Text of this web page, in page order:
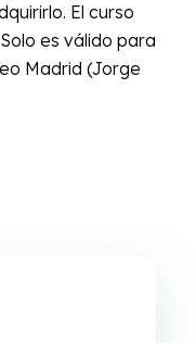
El curso
es válido para
Madrid (Jorge